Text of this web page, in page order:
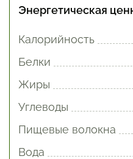
Энергетическая
Калорийность
Белки
Жиры
Углеводы
Пищевые волокна
Вода